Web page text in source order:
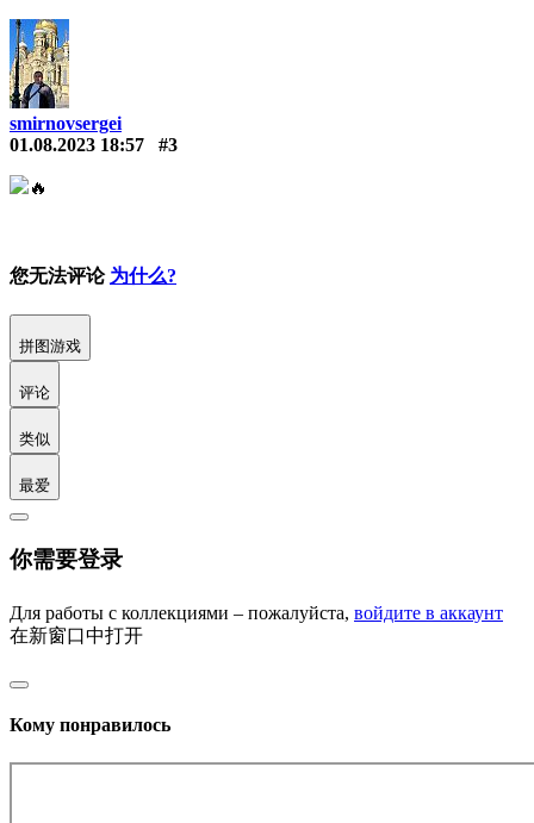
smirnovsergei
01.08.2023 18:57
#3
🔥
您无法评论 为什么?
拼图游戏
评论
类似
最爱
你需要登录
Для работы с коллекциями – пожалуйста, войдите в аккаунт
在新窗口中打开
Кому понравилось